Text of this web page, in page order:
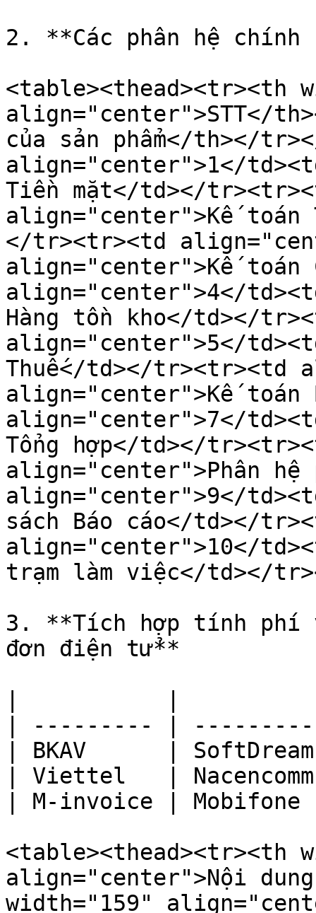
2. **Các phân hệ chính
<table><thead><tr><th
align="center">STT</
của sản phẩm</th></
align="center">1</
Tiền mặt</td></
align="center">Kế toán
</tr><tr><td
align="center">Kế toán
align="center">4</
Hàng tồn kho</td></
align="center">5</
Thuế</td></tr><tr><td
align="center">Kế toán
align="center">7</
Tổng hợp</td></
align="center">Phân
align="center">9</
sách Báo cáo</td></
align="center">10</
trạm làm việc</td></
3. **Tích hợp tính phí
đơn điện tử**
| --------- |
| BKAV      |
| Viettel   |
| M-invoice |
<table><thead><tr><th
align="center">Nội
width="159"